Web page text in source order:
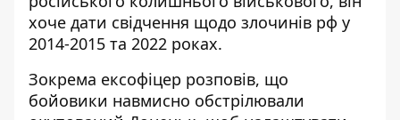
хоче дати свідчення щодо злочинів рф у
2014-2015 та 2022 роках.
Зокрема ексофіцер розповів, що
бойовики навмисно обстрілювали